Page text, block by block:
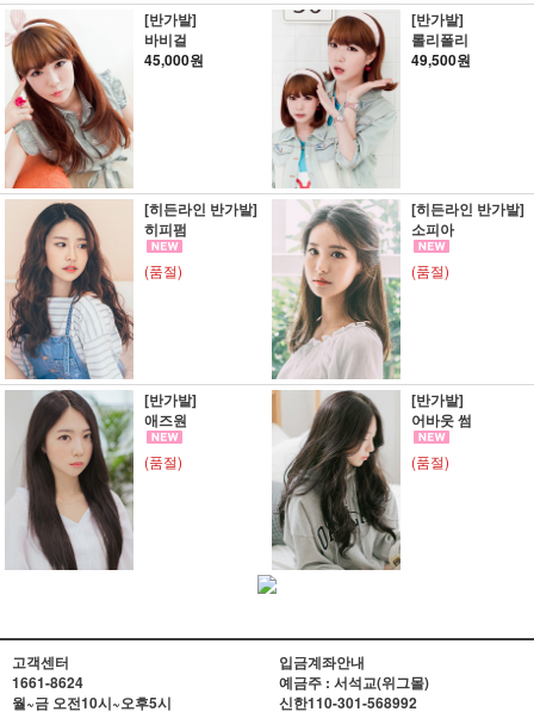
[반가발]
바비걸
45,000원
[반가발]
롤리폴리
49,500원
[히든라인 반가발]
히피펌
(품절)
[히든라인 반가발]
소피아
(품절)
[반가발]
애즈원
(품절)
[반가발]
어바웃 썸
(품절)
고객센터
1661-8624
월~금 오전10시~오후5시
입금계좌안내
예금주 : 서석교(위그몰)
신한110-301-568992